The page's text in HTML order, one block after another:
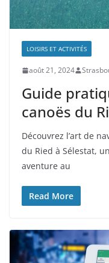
LOISIRS ET ACTIVITÉS
août 21, 2024
Guide
canoës du
Découvrez l’art de
du Ried à Sélestat,
aventure au
Read More